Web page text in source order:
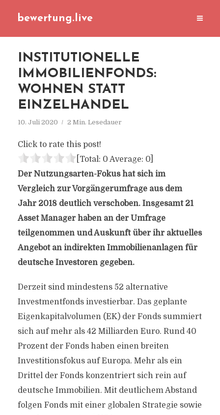
bewertung.live
INSTITUTIONELLE
IMMOBILIENFONDS:
WOHNEN STATT
EINZELHANDEL
10. Juli 2020 2 Min. Lesedauer
Click to rate this post!
[Total: 0 Average: 0]
Der Nutzungsarten-Fokus hat sich im
Vergleich zur Vorgängerumfrage aus dem
Jahr 2018 deutlich verschoben. Insgesamt 21
Asset Manager haben an der Umfrage
teilgenommen und Auskunft über ihr aktuelles
Angebot an indirekten Immobilienanlagen für
deutsche Investoren gegeben.
Derzeit sind mindestens 52 alternative
Investmentfonds investierbar. Das geplante
Eigenkapitalvolumen (EK) der Fonds summiert
sich auf mehr als 42 Milliarden Euro. Rund 40
Prozent der Fonds haben einen breiten
Investitionsfokus auf Europa. Mehr als ein
Drittel der Fonds konzentriert sich rein auf
deutsche Immobilien. Mit deutlichem Abstand
folgen Fonds mit einer globalen Strategie sowie